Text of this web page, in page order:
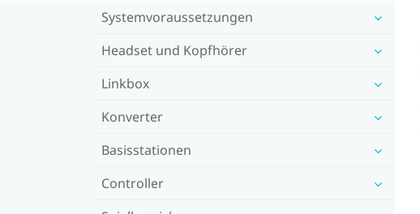
Systemvoraussetzungen
Headset und Kopfhörer
Linkbox
Konverter
Basisstationen
Controller